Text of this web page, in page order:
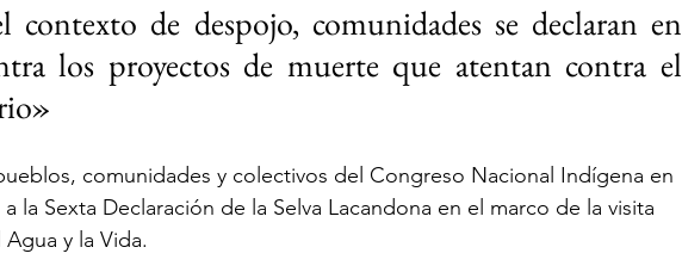
contexto de despojo, comunidades se declaran en
los proyectos de muerte que atentan contra el
comunidades y colectivos del Congreso Nacional Indígena en
la Sexta Declaración de la Selva Lacandona en el marco de la visita
y la Vida.